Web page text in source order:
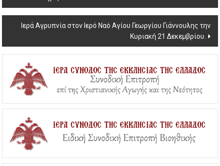
navigation
Ιερά Αγρυπνία στον Ιερό Ναό Αγίου Γεωργίου Γιάννουλης την
Κυριακή 21 Δεκεμβρίου.